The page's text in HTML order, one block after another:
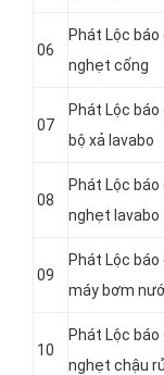
06
Phát Lộc
nghẹt cống
07
Phát Lộc
bộ xả lavabo
08
Phát Lộc
nghẹt lavabo
09
Phát Lộc
máy bơm
10
Phát Lộc
nghẹt chậu